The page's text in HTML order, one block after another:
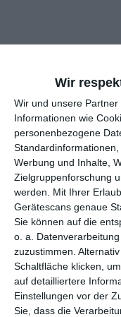
Wir
Wir und unsere
Informationen wie
personenbezogene
Werbung und Inhalte,
Zielgruppenforschung
werden.
Mit Ihrer
Gerätescans genaue
Sie können auf die
o. a.
zuzustimmen.
Schaltfläche klicken,
auf detailliertere
Einstellungen vor der
Sie, dass die